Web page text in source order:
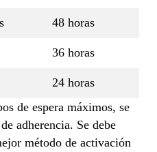
48 horas
36 horas
24 horas
de espera máximos, se
adherencia. Se debe
método de activación